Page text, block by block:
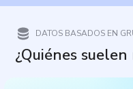
DATOS BASADOS EN
¿Quiénes